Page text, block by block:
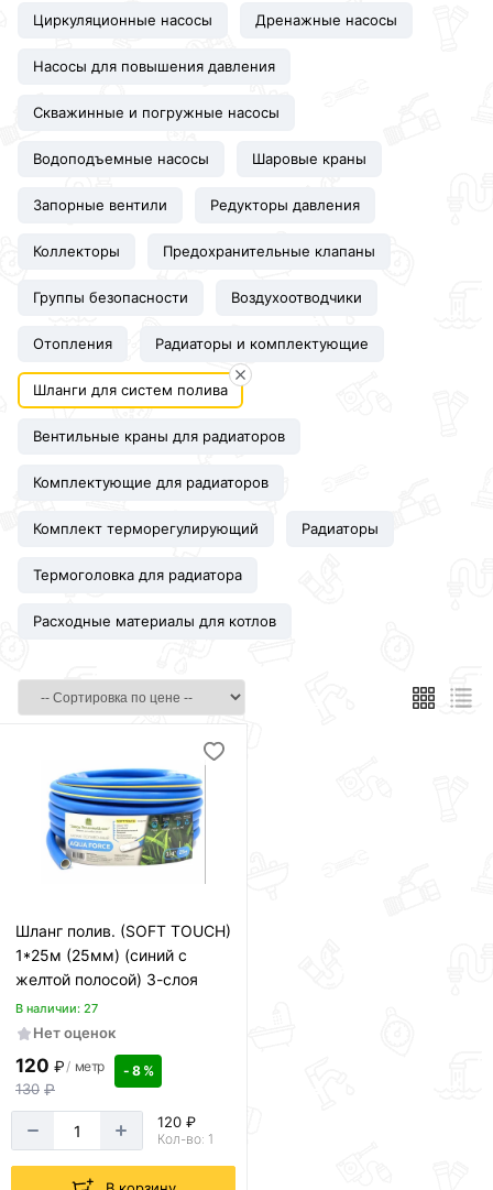
Циркуляционные насосы Дренажные насосы
Насосы для повышения давления
Скважинные и погружные насосы
Водоподъемные насосы Шаровые краны
Запорные вентили Редукторы давления
Коллекторы Предохранительные клапаны
Группы безопасности Воздухоотводчики
Отопления Радиаторы и комплектующие
Шланги для систем полива
Вентильные краны для радиаторов
Комплектующие для радиаторов
Комплект терморегулирующий Радиаторы
Термоголовка для радиатора
Расходные материалы для котлов
Шланг полив. (SOFT TOUCH)
1*25м (25мм) (синий с
желтой полосой) 3-слоя
В наличии: 27
Нет оценок
120 ₽/ метр
130 ₽
- 8 %
120 ₽
Кол-во: 1